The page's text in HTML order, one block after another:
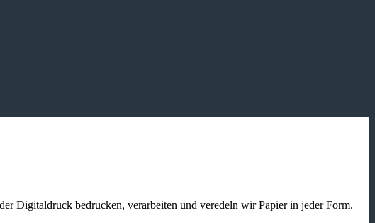
Digitaldruck bedrucken, verarbeiten und veredeln wir Papier in jeder Form.